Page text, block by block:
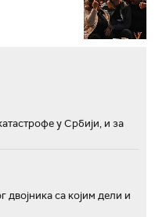
у Србији, и за
двојника са којим дели и